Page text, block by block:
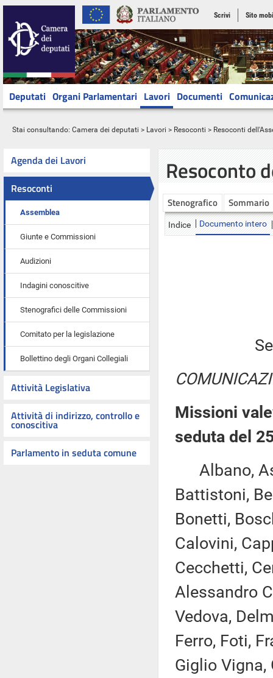
Scrivi Sito
Deputati Organi Parlamentari Lavori Documenti
Stai consultando: Camera dei deputati > Lavori > Resoconti > Resoconti
Agenda dei Lavori
Resoconti
Assemblea
Giunte e Commissioni
Audizioni
Indagini conoscitive
Stenografici delle Commissioni
Comitato per la legislazione
Bollettino degli Organi Collegiali
Attività Legislativa
Attività di indirizzo, controllo e
conoscitiva
Parlamento in seduta comune
Resoconto
Stenografico Sommario
Indice Documento intero
Missioni
seduta del
Albano,
Battistoni,
Bonetti,
Calovini,
Cecchetti,
Alessandro
Vedova,
Ferro, Foti,
Giglio Vigna,